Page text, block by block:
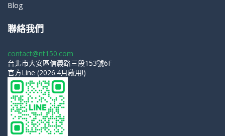
Blog
聯絡我們
contact@nt150.com
台北市大安區信義路三段153號6F
官方Line (2026.4月啟用!)